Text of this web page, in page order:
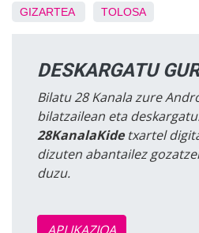
GIZARTEA TOLOSA
DESKARGATU
Bilatu 28 Kanala zure
bilatzailean eta
28KanalaKidetxartel
dizuten abantailez
duzu.